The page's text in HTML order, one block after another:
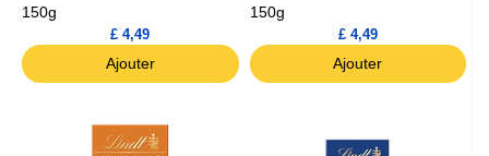
150g
£ 4,49
Ajouter
150g
£ 4,49
Ajouter